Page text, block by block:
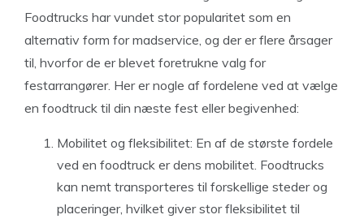
Foodtrucks har vundet stor popularitet som en
alternativ form for madservice, og der er flere årsager
til, hvorfor de er blevet foretrukne valg for
festarrangører. Her er nogle af fordelene ved at vælge
en foodtruck til din næste fest eller begivenhed:
Mobilitet og fleksibilitet: En af de største fordele
ved en foodtruck er dens mobilitet. Foodtrucks
kan nemt transporteres til forskellige steder og
placeringer, hvilket giver stor fleksibilitet til